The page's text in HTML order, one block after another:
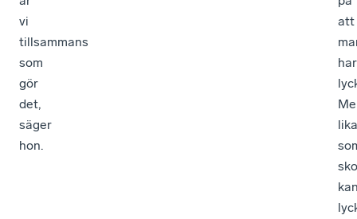
vi
tillsammans
som
gör
det,
säger
hon.
att
har